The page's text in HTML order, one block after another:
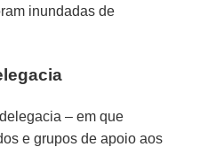
inundadas de
– em que
e grupos de apoio aos